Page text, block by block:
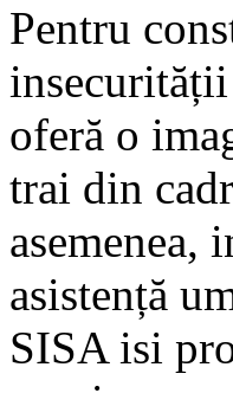
Pentru
oferă o
trai din
asemenea,
asistență
SISA isi